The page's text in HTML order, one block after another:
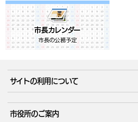
サイトの利用について
市役所のご案内